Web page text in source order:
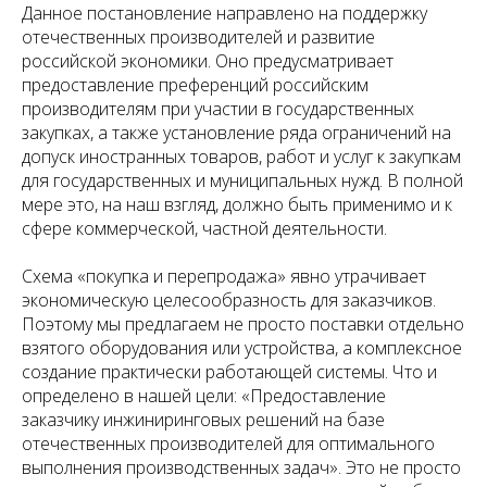
Данное постановление направлено на поддержку
отечественных производителей и развитие
российской экономики. Оно предусматривает
предоставление преференций российским
производителям при участии в государственных
закупках, а также установление ряда ограничений на
допуск иностранных товаров, работ и услуг к закупкам
для государственных и муниципальных нужд. В полной
мере это, на наш взгляд, должно быть применимо и к
сфере коммерческой, частной деятельности.
Схема «покупка и перепродажа» явно утрачивает
экономическую целесообразность для заказчиков.
Поэтому мы предлагаем не просто поставки отдельно
взятого оборудования или устройства, а комплексное
создание практически работающей системы. Что и
определено в нашей цели: «Предоставление
заказчику инжиниринговых решений на базе
отечественных производителей для оптимального
выполнения производственных задач». Это не просто